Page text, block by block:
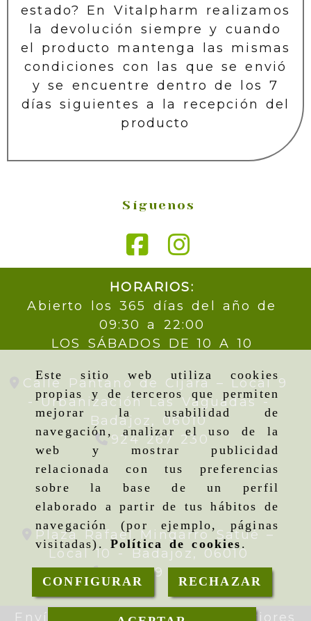
Este sitio web utiliza cookies
propias y de terceros que permiten
mejorar la usabilidad de
navegación, analizar el uso de la
web y mostrar publicidad
relacionada con tus preferencias
sobre la base de un perfil
elaborado a partir de tus hábitos de
navegación (por ejemplo, páginas
visitadas). Política de cookies .
CONFIGURAR RECHAZAR
estado? En Vitalpharm realizamos
la devolución siempre y cuando
el producto mantenga las mismas
condiciones con las que se envió
y se encuentre dentro de los 7
días siguientes a la recepción del
producto
Síguenos
HORARIOS:
Abierto los 365 días del año de
09:30 a 22:00
LOS SÁBADOS DE 10 A 10
Calle Pantano de Cijara – Local 9
- Urbanización Las Vaguadas -
Badajoz, 06010
924 267 230
Plaza Rafael Mingarro Satué –
Local 10 -
Badajoz, 06010
924 09 19 95
Envíos gratis en pedidos superiores